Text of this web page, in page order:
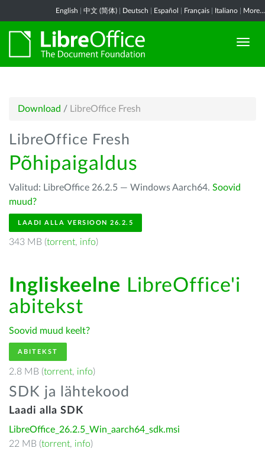
English 中文 (简体) Deutsch Español Français Italiano More...
Download / LibreOffice Fresh
LibreOffice Fresh
Põhipaigaldus
Valitud: LibreOffice 26.2.5 — Windows Aarch64. Soovid
muud?
LAADI ALLA VERSIOON 26.2.5
343 MB (torrent, info)
Ingliskeelne LibreOffice'i
abitekst
Soovid muud keelt?
ABITEKST
2.8 MB (torrent, info)
SDK ja lähtekood
Laadi alla SDK
LibreOffice_26.2.5_Win_aarch64_sdk.msi
22 MB (torrent, info)